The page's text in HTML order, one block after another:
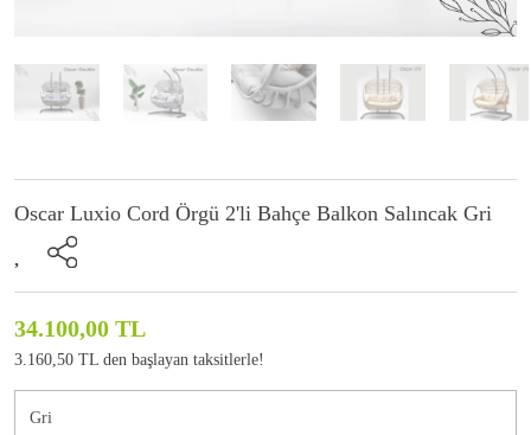
Oscar Luxio Cord Örgü 2'li Bahçe Balkon Salıncak Gri
34.100,00 TL
3.160,50 TL den başlayan taksitlerle!